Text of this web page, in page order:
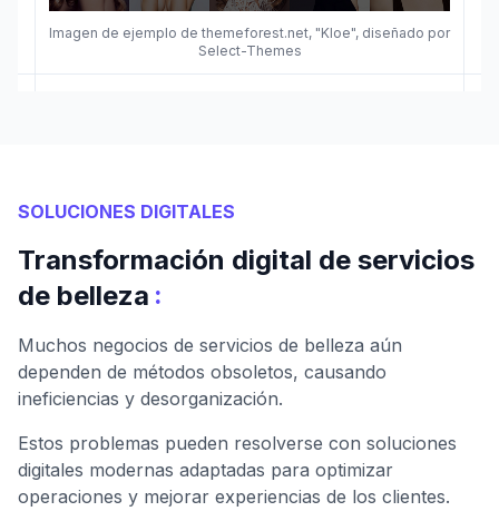
Imagen de ejemplo de themeforest.net, "Kloe", diseñado por
Select-Themes
SOLUCIONES DIGITALES
Transformación digital de servicios
de belleza :
Muchos negocios de servicios de belleza aún
dependen de métodos obsoletos, causando
ineficiencias y desorganización.
Estos problemas pueden resolverse con soluciones
digitales modernas adaptadas para optimizar
operaciones y mejorar experiencias de los clientes.